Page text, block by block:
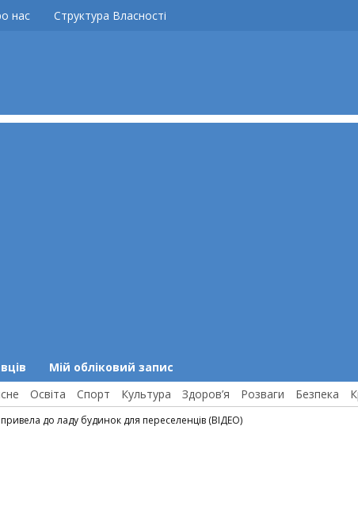
нас Структура Власності
Мій обліковий запис
Освіта Спорт Культура Здоров’я Розваги Безпека
до ладу будинок для переселенців (ВІДЕО)